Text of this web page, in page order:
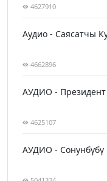
4627910
Аудио - Саясатчы
4662896
АУДИО -
4625107
АУДИО - Сонунбүбү